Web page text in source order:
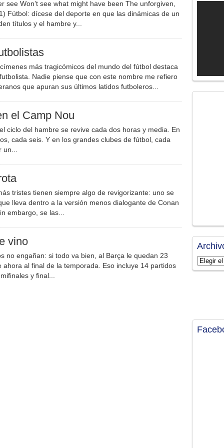
see Won’t see what might have been The unforgiven,
Fútbol: dícese del deporte en que las dinámicas de un
títulos y el hambre y...
más tragicómicos del mundo del fútbol destaca
Nadie piense que con este nombre me refiero
que apuran sus últimos latidos futboleros...
el Camp Nou
ciclo del hambre se revive cada dos horas y media. En
cada seis. Y en los grandes clubes de fútbol, cada
tristes tienen siempre algo de revigorizante: uno se
lleva dentro a la versión menos dialogante de Conan
embargo, se las...
vino
no engañan: si todo va bien, al Barça le quedan 23
ahora al final de la temporada. Eso incluye 14 partidos
y final...
Archivos